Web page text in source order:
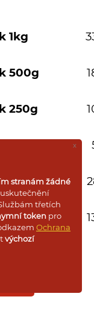
1kg
500g
250g
600g
200g
x
stranám žádné
třetích
token pro
Ochrana
výchozí